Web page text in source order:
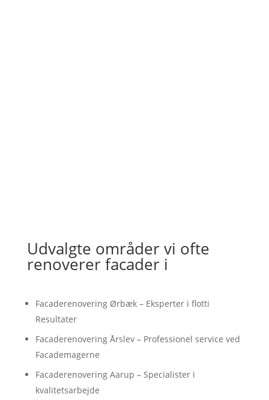
Udvalgte områder vi ofte
renoverer facader i
Facaderenovering Ørbæk – Eksperter i flotti
Resultater
Facaderenovering Årslev – Professionel service ved
Facademagerne
Facaderenovering Aarup – Specialister i
kvalitetsarbejde